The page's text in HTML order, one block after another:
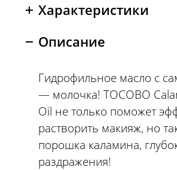
Характеристики
Описание
Гидрофильное масло с
— молочка! TOCOBO
Oil не только поможет
растворить макияж, но
порошка каламина,
раздражения!